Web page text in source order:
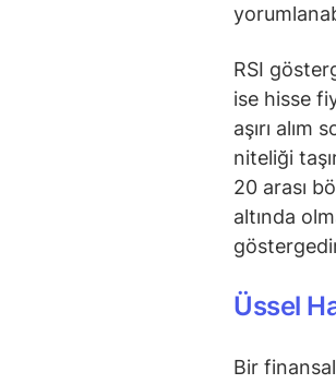
RSI
ise hisse
aşırı alım
niteliği
20 arası
altında
Üssel
Bir